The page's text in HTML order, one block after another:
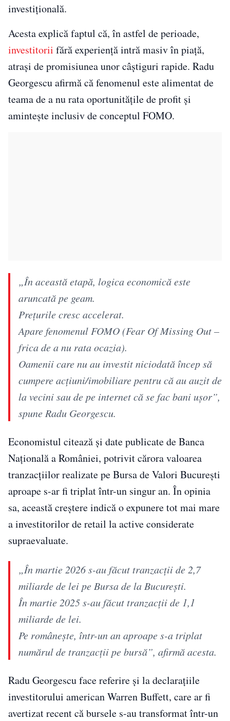
investițională.
Acesta explică faptul că, în astfel de perioade,
investitorii fără experiență intră masiv în piață,
atrași de promisiunea unor câștiguri rapide. Radu
Georgescu afirmă că fenomenul este alimentat de
teama de a nu rata oportunitățile de profit și
amintește inclusiv de conceptul FOMO.
„În această etapă, logica economică este
aruncată pe geam.
Prețurile cresc accelerat.
Apare fenomenul FOMO (Fear Of Missing Out –
frica de a nu rata ocazia).
Oamenii care nu au investit niciodată încep să
cumpere acțiuni/imobiliare pentru că au auzit de
la vecini sau de pe internet că se fac bani ușor”,
spune Radu Georgescu.
Economistul citează și date publicate de Banca
Națională a României, potrivit cărora valoarea
tranzacțiilor realizate pe Bursa de Valori București
aproape s-ar fi triplat într-un singur an. În opinia
sa, această creștere indică o expunere tot mai mare
a investitorilor de retail la active considerate
supraevaluate.
„În martie 2026 s-au făcut tranzacții de 2,7
miliarde de lei pe Bursa de la București.
În martie 2025 s-au făcut tranzacții de 1,1
miliarde de lei.
Pe românește, într-un an aproape s-a triplat
numărul de tranzacții pe bursă”, afirmă acesta.
Radu Georgescu face referire și la declarațiile
investitorului american Warren Buffett, care ar fi
avertizat recent că bursele s-au transformat într-un